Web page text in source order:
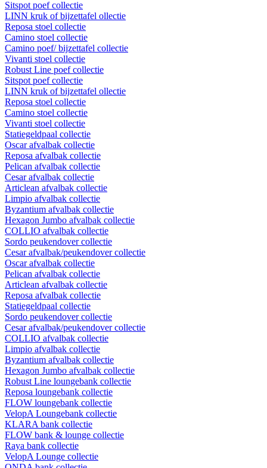
Sitspot poef collectie
LINN kruk of bijzettafel ollectie
Reposa stoel collectie
Camino stoel collectie
Camino poef/ bijzettafel collectie
Vivanti stoel collectie
Robust Line poef collectie
Sitspot poef collectie
LINN kruk of bijzettafel ollectie
Reposa stoel collectie
Camino stoel collectie
Vivanti stoel collectie
Statiegeldpaal collectie
Oscar afvalbak collectie
Reposa afvalbak collectie
Pelican afvalbak collectie
Cesar afvalbak collectie
Articlean afvalbak collectie
Limpio afvalbak collectie
Byzantium afvalbak collectie
Hexagon Jumbo afvalbak collectie
COLLIO afvalbak collectie
Sordo peukendover collectie
Cesar afvalbak/peukendover collectie
Oscar afvalbak collectie
Pelican afvalbak collectie
Articlean afvalbak collectie
Reposa afvalbak collectie
Statiegeldpaal collectie
Sordo peukendover collectie
Cesar afvalbak/peukendover collectie
COLLIO afvalbak collectie
Limpio afvalbak collectie
Byzantium afvalbak collectie
Hexagon Jumbo afvalbak collectie
Robust Line loungebank collectie
Reposa loungebank collectie
FLOW loungebank collectie
VelopA Loungebank collectie
KLARA bank collectie
FLOW bank & lounge collectie
Raya bank collectie
VelopA Lounge collectie